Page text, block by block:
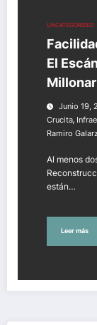
UNCATEGORIZED
El
Junio 19,
Crucita,
Ramiro
Al menos
están…
Leer más